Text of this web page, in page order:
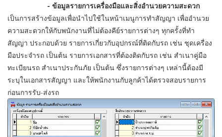
- ข้อมูลรายการเครื่องมือและสิ่งอำนวยความสะดวก
เป็นการสร้างข้อมูลเพื่อนำไปใช้ในหน้าเมนูการทำสัญญา เพื่ออำนวย
ความสะดวกให้กับพนักงานที่ไม่ต้องคีย์รายการต่างๆ ทุกครั้งที่ทำ
สัญญา ประกอบด้วย รายการเกี่ยวกับอุปกรณ์ที่ติดกับรถ เช่น ชุดเครื่อง
มือประจำรถ เป็นต้น รายการเอกสารที่ต้องติดกับรถ เช่น สำเนาคู่มือ
ทะเบียนรถ สำเนาประกันภัย เป็นต้น ซึ่งรายการต่างๆ เหล่านี้ต้องมี
ระบุในเอกสารสัญญา และให้พนักงานกับลูกค้าได้ตรวจสอบรายการ
ก่อนการรับ-ส่งรถ